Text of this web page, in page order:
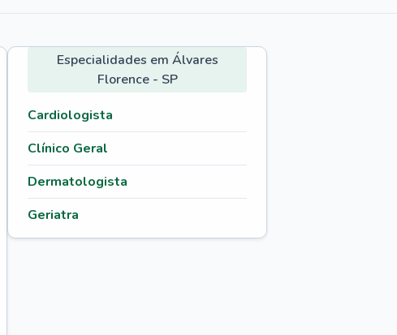
Especialidades em Álvares
Florence - SP
Cardiologista
Clínico Geral
Dermatologista
Geriatra